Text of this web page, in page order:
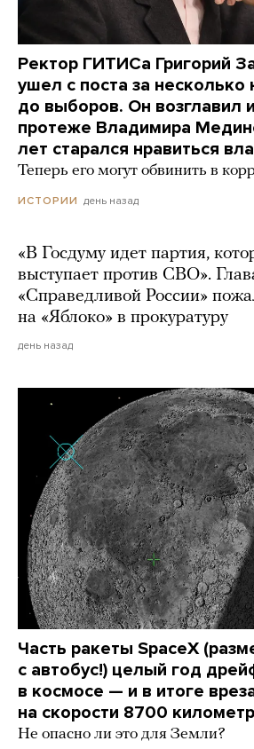
Ректор ГИТИСа Григорий
ушел с поста за несколько
до выборов. Он возглавил
протеже Владимира
лет старался нравиться
Теперь его могут обвинить в
ИСТОРИИ день назад
«В Госдуму идет партия,
выступает против СВО».
«Справедливой России»
на «Яблоко» в прокуратуру
день назад
Часть ракеты SpaceX
с автобус!) целый год
в космосе — и в итоге
на скорости 8700
Не опасно ли это для Земли?